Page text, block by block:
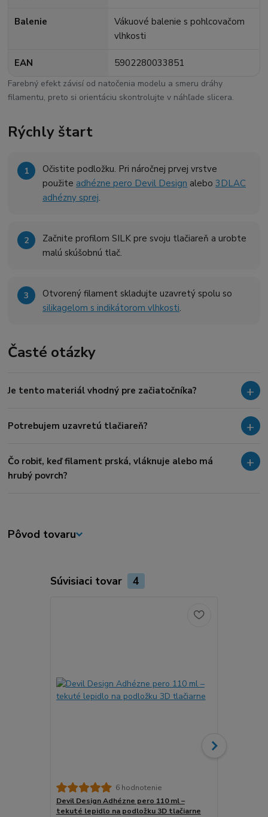
Balenie
Vákuové balenie s pohlcovačom
vlhkosti
EAN 5902280033851
Farebný efekt závisí od natočenia modelu a smeru dráhy
filamentu, preto si orientáciu skontrolujte v náhľade slicera.
Rýchly štart
Očistite podložku. Pri náročnej prvej vrstve
použite adhézne pero Devil Design alebo3DLAC
adhézny sprej.
Začnite profilom SILK pre svoju tlačiareň a urobte
malú skúšobnú tlač.
Otvorený filament skladujte uzavretý spolu so
silikagelom s indikátorom vlhkosti.
Časté otázky
Je tento materiál vhodný pre začiatočníka?
Potrebujem uzavretú tlačiareň?
Čo robiť, keď filament prská, vláknuje alebo má
hrubý povrch?
Pôvod tovaru
Súvisiaci tovar 4
6 hodnotenie
Devil Design Adhézne pero 110 ml –
tekuté lepidlo na podložku 3D tlačiarne